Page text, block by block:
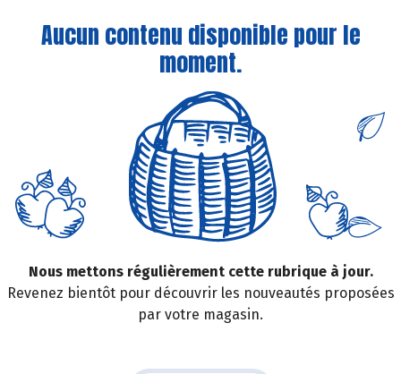
Aucun contenu disponible pour le
moment.
Nous mettons régulièrement cette rubrique à jour.
Revenez bientôt pour découvrir les nouveautés proposées
par votre magasin.